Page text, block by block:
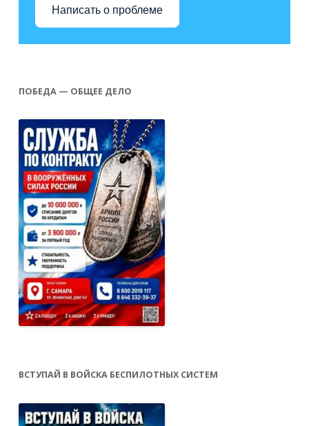
Написать о проблеме
ПОБЕДА — ОБЩЕЕ ДЕЛО
ВСТУПАЙ В ВОЙСКА БЕСПИЛОТНЫХ СИСТЕМ